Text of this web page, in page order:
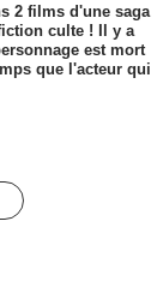
2 films d'une saga
culte ! Il y a
est mort
que l'acteur qui